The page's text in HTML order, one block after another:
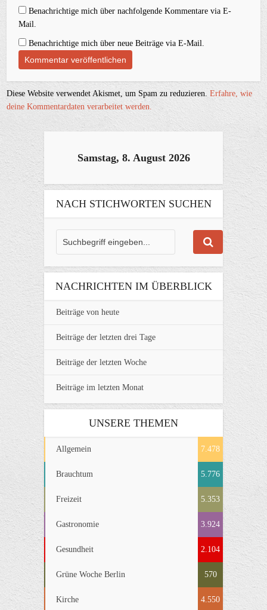
Benachrichtige mich über nachfolgende Kommentare via E-
Mail.
Benachrichtige mich über neue Beiträge via E-Mail.
Diese Website verwendet Akismet, um Spam zu reduzieren.Erfahre, wie
deine Kommentardaten verarbeitet werden.
Samstag, 8. August 2026
NACH STICHWORTEN SUCHEN
NACHRICHTEN IM ÜBERBLICK
Beiträge von heute
Beiträge der letzten drei Tage
Beiträge der letzten Woche
Beiträge im letzten Monat
UNSERE THEMEN
Allgemein 7.478
Brauchtum 5.776
Freizeit 5.353
Gastronomie 3.924
Gesundheit 2.104
Grüne Woche Berlin 570
Kirche 4.550